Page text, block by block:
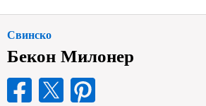
Свинско
Бекон Милонер